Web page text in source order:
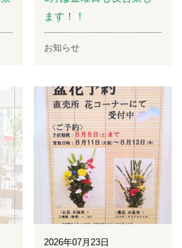
ます！！
お知らせ
2026年07月23日